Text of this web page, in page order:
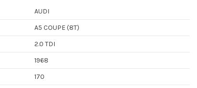
AUDI
A5 COUPE (8T)
2.0 TDI
1968
170